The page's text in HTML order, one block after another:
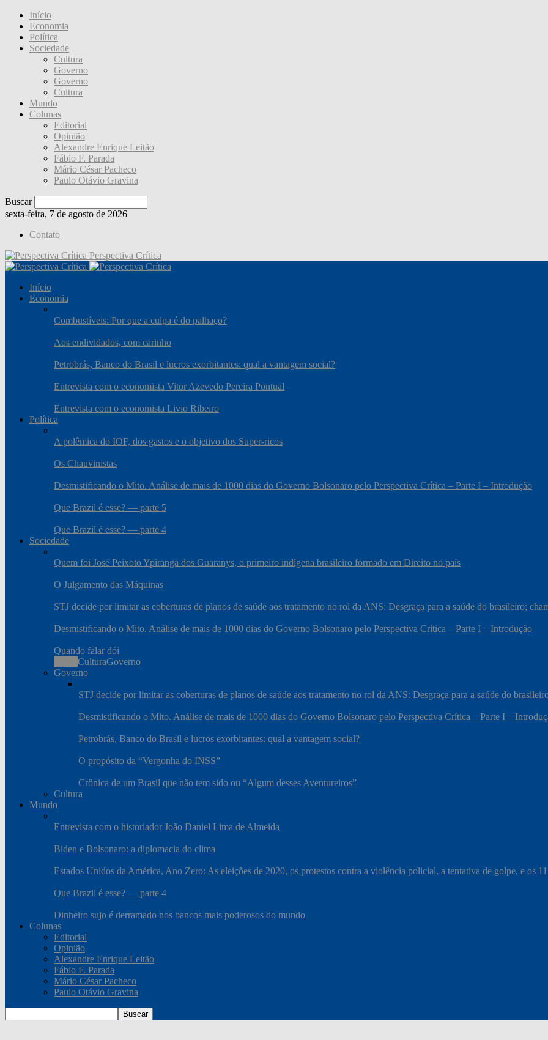
Início
Economia
Política
Sociedade
Cultura
Governo
Governo
Cultura
Mundo
Colunas
Editorial
Opinião
Alexandre Enrique Leitão
Fábio F. Parada
Mário César Pacheco
Paulo Otávio Gravina
Buscar
sexta-feira, 7 de agosto de 2026
Contato
Perspectiva Crítica
Início
Economia
Combustíveis: Por que a culpa é do palhaço?
Aos endividados, com carinho
Petrobrás, Banco do Brasil e lucros exorbitantes: qual a vantagem social?
Entrevista com o economista Vitor Azevedo Pereira Pontual
Entrevista com o economista Livio Ribeiro
Política
A polêmica do IOF, dos gastos e o objetivo dos Super-ricos
Os Chauvinistas
Desmistificando o Mito. Análise de mais de 1000 dias do Governo Bolsonaro pelo Perspectiva Crítica – Parte I – Introdução
Que Brazil é esse? — parte 5
Que Brazil é esse? — parte 4
Sociedade
Quem foi José Peixoto Ypiranga dos Guaranys, o primeiro indígena brasileiro formado em Direito no país
O Julgamento das Máquinas
STJ decide por limitar as coberturas de planos de saúde aos tratamento no rol da ANS: Desgraça para a saúde do brasileiro;
Desmistificando o Mito. Análise de mais de 1000 dias do Governo Bolsonaro pelo Perspectiva Crítica – Parte I – Introdução
Quando falar dói
CulturaGoverno
Governo
STJ decide por limitar as coberturas de planos de saúde aos tratamento no rol da ANS: Desgraça para a saúde do
Desmistificando o Mito. Análise de mais de 1000 dias do Governo Bolsonaro pelo Perspectiva Crítica – Parte I –
Petrobrás, Banco do Brasil e lucros exorbitantes: qual a vantagem social?
O propósito da “Vergonha do INSS”
Crônica de um Brasil que não tem sido ou “Algum desses Aventureiros”
Cultura
Mundo
Entrevista com o historiador João Daniel Lima de Almeida
Biden e Bolsonaro: a diplomacia do clima
Estados Unidos da América, Ano Zero: As eleições de 2020, os protestos contra a violência policial, a tentativa de golpe, e os
Que Brazil é esse? — parte 4
Dinheiro sujo é derramado nos bancos mais poderosos do mundo
Colunas
Editorial
Opinião
Alexandre Enrique Leitão
Fábio F. Parada
Mário César Pacheco
Paulo Otávio Gravina